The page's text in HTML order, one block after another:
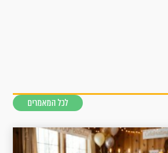
לכל המאמרים